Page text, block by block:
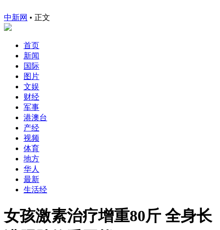
中新网 • 正文
首页
新闻
国际
图片
文娱
财经
军事
港澳台
产经
视频
体育
地方
华人
最新
生活经
女孩激素治疗增重80斤 全身长